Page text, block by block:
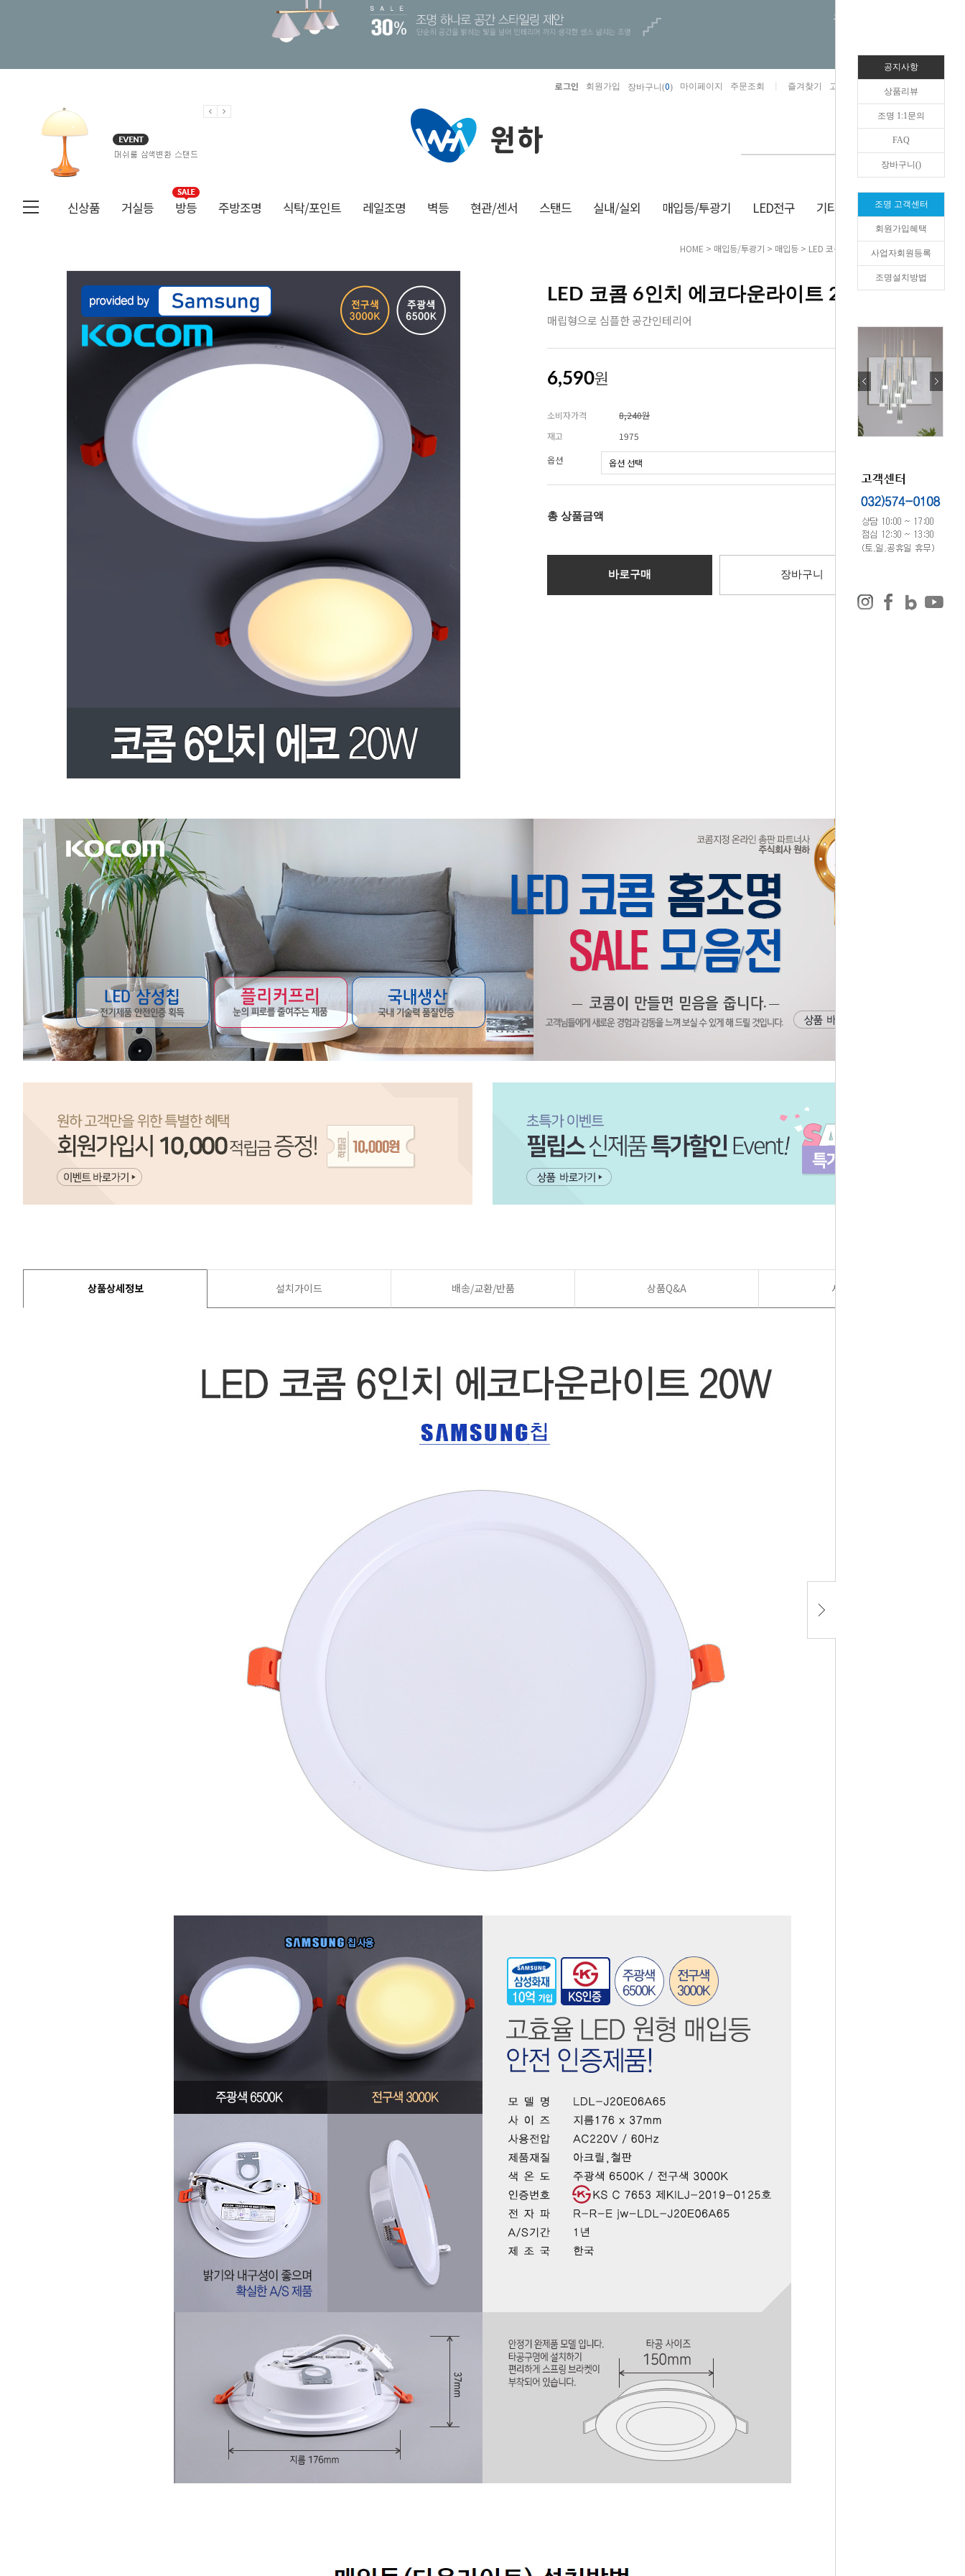
오늘하루 열지않음
로그인 회원가입 장바구니(0) 마이페이지 주문조회 즐겨찾기 고객센터 카카오톡채널/상담
신상품 거실등 방등 주방조명 식탁/포인트 레일조명 벽등 현관/센서 스탠드 실내/실외 매입등/투광기 LED전구 기타/잡화 생활/건강
HOME > 매입등/투광기 > 매입등 > LED 코콤 6인치 에코다운라이트 20W
LED 코콤 6인치 에코다운라이트 20W
매립형으로 심플한 공간인테리어
6,590원
소비자가격
8,240원
재고
1975
옵션
총 상품금액 0 원
바로구매 장바구니
상품상세정보 설치가이드 배송/교환/반품 상품Q&A 사용후기
공지사항
상품리뷰
조명 1:1문의
FAQ
장바구니()
조명 고객센터
회원가입혜택
사업자회원등록
조명설치방법